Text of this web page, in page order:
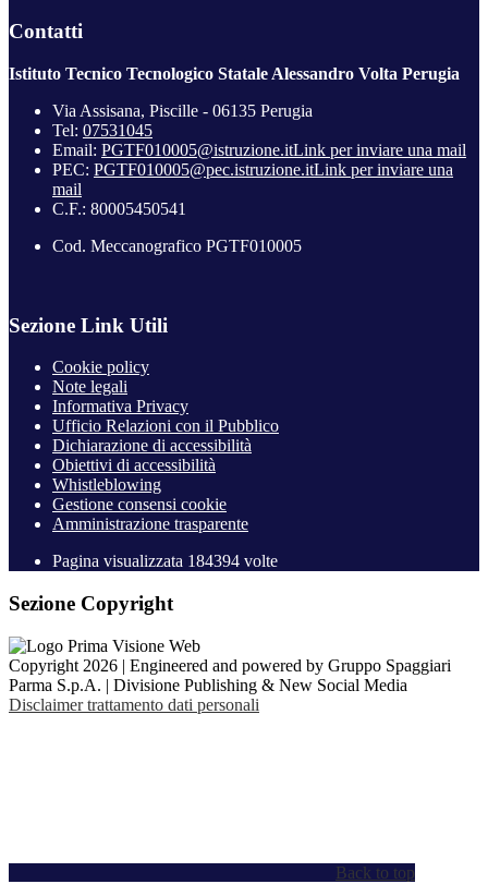
Contatti
Istituto Tecnico Tecnologico Statale Alessandro Volta Perugia
Via Assisana, Piscille - 06135 Perugia
Tel: 07531045
Email: PGTF010005@istruzione.itLink per inviare una mail
PEC: PGTF010005@pec.istruzione.itLink per inviare una
mail
C.F.: 80005450541
Cod. Meccanografico PGTF010005
Sezione Link Utili
Cookie policy
Note legali
Informativa Privacy
Ufficio Relazioni con il Pubblico
Dichiarazione di accessibilità
Obiettivi di accessibilità
Whistleblowing
Gestione consensi cookie
Amministrazione trasparente
Pagina visualizzata 184394 volte
Sezione Copyright
Copyright 2026 | Engineered and powered by Gruppo Spaggiari
Parma S.p.A. | Divisione Publishing & New Social Media
Disclaimer trattamento dati personali
Back to top